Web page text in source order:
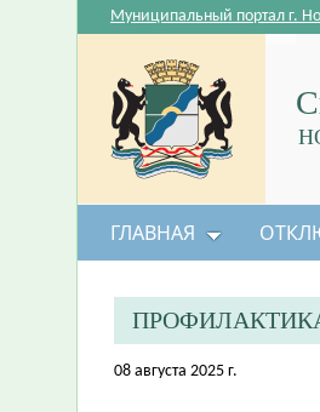
Муниципальный портал г.
ГЛАВНАЯ
08 августа 2025 г.